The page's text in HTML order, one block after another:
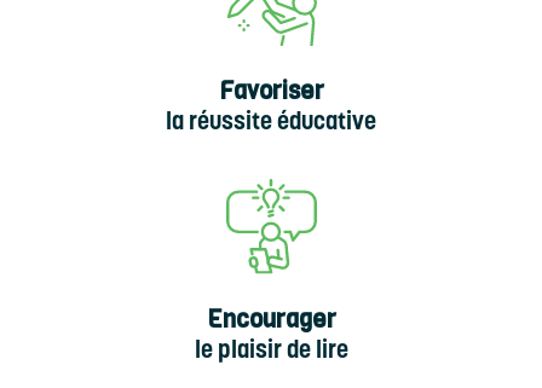
Favoriser
la réussite éducative
Encourager
le plaisir de lire